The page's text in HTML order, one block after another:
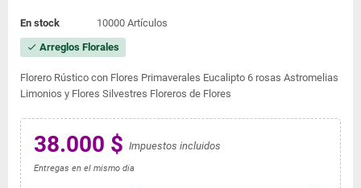
En stock 10000 Artículos
check Arreglos Florales
Florero Rústico con Flores Primaverales Eucalipto 6 rosas Astromelias
Limonios y Flores Silvestres Floreros de Flores
38.000 $ Impuestos incluidos
Entregas en el mismo dia